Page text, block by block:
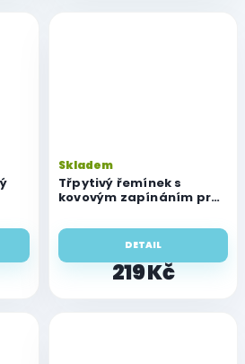
Třpytivý řemínek s
kovovým zapínáním pro
mm)
Skladem
219 Kč
DETAIL